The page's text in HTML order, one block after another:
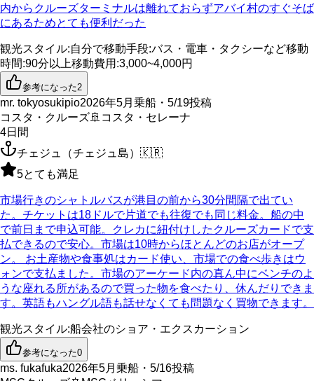
内からクルーズターミナルは離れておらずアバイ村のすぐそば
にあるためとても便利だった
観光スタイル:自分で移動手段:バス・電車・タクシーなど移動
時間:90分以上移動費用 :3,000~4,000円
参考になった2
mr. tokyosukipio2026年5月乗船・5/19投稿
コスタ・クルーズ🚢 コスタ・セレーナ
4日間
チェジュ（チェジュ島） 🇰🇷
5とても満足
市場行きのシャトルバスが港目の前から30分間隔で出てい
た。チケットは18ドルで片道でも往復でも同じ料金。船の中
で前日まで申込可能。クレカに紐付けしたクルーズカードで支
払できるので安心。市場は10時からほとんどのお店がオープ
ン。 お土産物や食事処はカード使い、市場での食べ歩きはウ
ォンで支払ました。市場のアーケード内の真ん中にベンチのよ
うな座れる所があるので買った物を食べたり、休んだりできま
す。英語もハングル語も話せなくても問題なく買物できます。
観光スタイル:船会社のショア・エクスカーション
参考になった0
ms. fukafuka2026年5月乗船・5/16投稿